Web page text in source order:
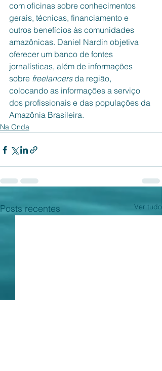
com oficinas sobre conhecimentos
gerais, técnicas, financiamento e
outros benefícios às comunidades
amazônicas. Daniel Nardin objetiva
oferecer um banco de fontes
jornalísticas, além de informações
sobre freelancers da região,
colocando as informações a serviço
dos profissionais e das populações da
Amazônia Brasileira.
Na Onda
Posts recentes Ver tudo